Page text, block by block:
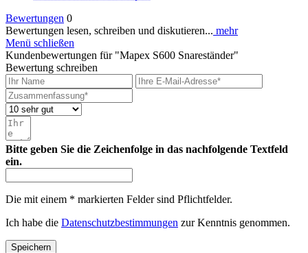
Bewertungen 0
Bewertungen lesen, schreiben und diskutieren... mehr
Menü schließen
Kundenbewertungen für "Mapex S600 Snareständer"
Bewertung schreiben
Bitte geben Sie die Zeichenfolge in das nachfolgende Textfeld
ein.
Die mit einem * markierten Felder sind Pflichtfelder.
Ich habe die Datenschutzbestimmungen zur Kenntnis genommen.
Speichern